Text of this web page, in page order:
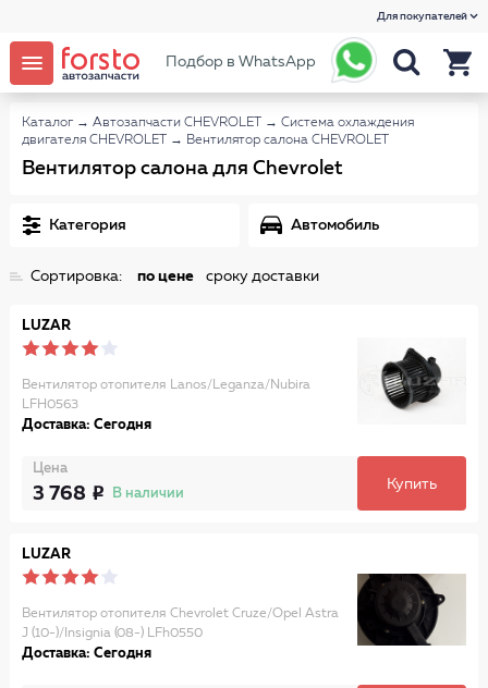
Для покупателей
Подбор в WhatsApp
Каталог → Автозапчасти CHEVROLET → Система охлаждения
двигателя CHEVROLET
→ Вентилятор салона CHEVROLET
Вентилятор салона для Chevrolet
Категория Автомобиль
Сортировка: по цене сроку доставки
LUZAR
Вентилятор отопителя Lanos/Leganza/Nubira
LFH0563
Доставка: Сегодня
Цена
3 768 В наличии
Купить
LUZAR
Вентилятор отопителя Chevrolet Cruze/Opel Astra
J (10-)/Insignia (08-) LFh0550
Доставка: Сегодня